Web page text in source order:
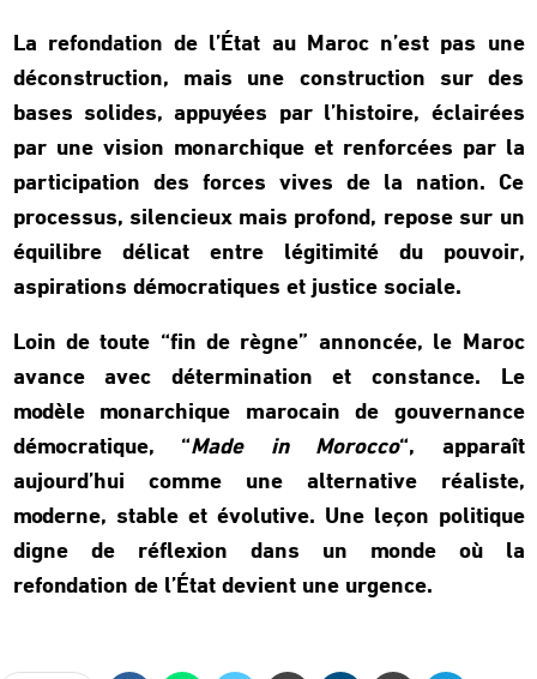
La refondation de l’État au Maroc n’est pas une
déconstruction, mais une construction sur des
bases solides, appuyées par l’histoire, éclairées
par une vision monarchique et renforcées par la
participation des forces vives de la nation. Ce
processus, silencieux mais profond, repose sur un
équilibre délicat entre légitimité du pouvoir,
aspirations démocratiques et justice sociale.
Loin de toute “fin de règne” annoncée, le Maroc
avance avec détermination et constance. Le
modèle monarchique marocain de gouvernance
démocratique, “Made in Morocco“, apparaît
aujourd’hui comme une alternative réaliste,
moderne, stable et évolutive. Une leçon politique
digne de réflexion dans un monde où la
refondation de l’État devient une urgence.